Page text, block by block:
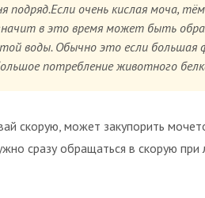
подряд.Если очень кислая моча,
в это время может быть
воды. Обычно это если большая
потребление животного
скорую, может закупорить
сразу обращаться в скорую